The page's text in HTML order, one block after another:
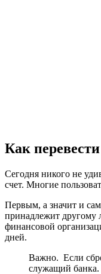
Как
Сегодня никого не
счет. Многие
Первым, а значит и
принадлежит другому
финансовой
дней.
Важно. Если
служащий банка.